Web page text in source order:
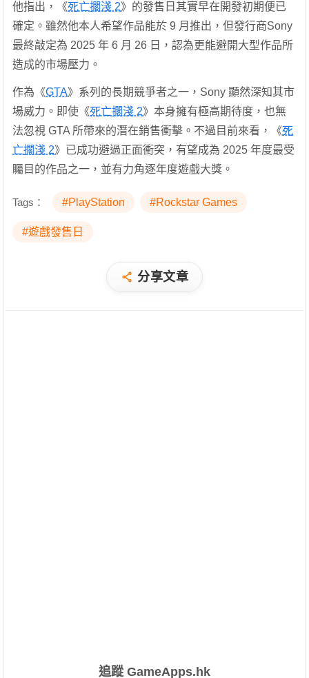
他指出，《死亡擱淺 2》的發售日其實早在開發初期便已
確定。雖然他本人希望作品能於 9 月推出，但發行商Sony
最終敲定為 2025 年 6 月 26 日，認為更能避開大型作品所
造成的市場壓力。
作為《GTA》系列的長期競爭者之一，Sony 顯然深知其市
場威力。即使《死亡擱淺 2》本身擁有極高期待度，也無
法忽視 GTA 所帶來的潛在銷售衝擊。不過目前來看，《死
亡擱淺 2》已成功避過正面衝突，有望成為 2025 年度最受
矚目的作品之一，並有力角逐年度遊戲大獎。
Tags： #PlayStation #Rockstar Games
#遊戲發售日
分享文章
追蹤 GameApps.hk